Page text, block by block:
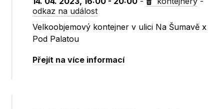
odkaz na událost
Velkoobjemový kontejner v ulici Na Šumavě x
Pod Palatou
Přejít na více informací